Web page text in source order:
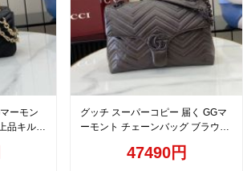
ーモン
品キルテ
グッチ スーパーコピー 届く GGマ
ーモント チェーンバッグ ブラウン
47490円